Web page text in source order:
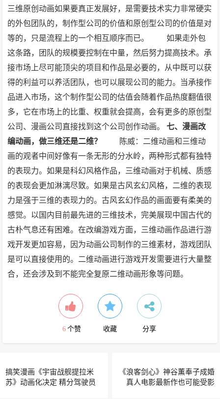
三维原创动画如果要真正发展好，是需要技术实力非常硬实
的外包团队的，制作型公司的价值和原创型公司的价值是对
等的，只是流程上的一个相互顺序而已。
如果走外包
这条路，团队的规模要控制在中量，然后努力提高技术。承
接市场上尽可能顶尖的项目和作品是必要的，从中既可以获
得的利益可以养活团队，也可以展现公司的能力。当承接作
品进入市场，这个制作型公司的估值会随着作品热度翻值很
多，它在市场上的比重、权重就会提高，会有更多的原创型
公司、漫画公司直接找到这个公司创作动画。
七、漫画改
编动画，做三维还是二维？
陈威：二维动画和三维动
画的观者中间好像有一条无形的分水岭，两种形式都有独特
的表现力。如果是科幻风格作品，三维动画对于机械、质感
的表现会更加淋漓尽致。如果是古风玄幻风格，二维的表现
力是强于三维的表现力的。古风玄幻作品的画面要有柔美的
感觉。以国内目前最先进的三维技术，完美展现中国古代的
古朴气息还有困难。在改编游戏方面，三维动画作品进行游
戏开发更加容易，因为动画公司制作的三维素材，游戏团队
是可以直接使用的。二维动画进行游戏开发需要进行大量整
合，还会涉及到不能完全复原二维动画形象等问题。
6 个赞 收藏 分享
搞笑漫画《宇宙战舰提拉米
苏》动画化决定 精分驾驶员
《浪客剑心》神谷薫奉子成婚
真人电影最新作也可能受影